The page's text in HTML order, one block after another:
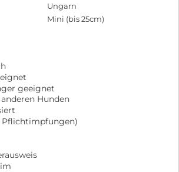
Ungarn
Mini (bis 25cm)
geeignet
Hunden